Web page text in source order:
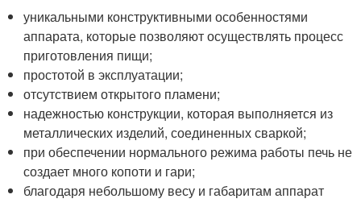
уникальными конструктивными особенностями
аппарата, которые позволяют осуществлять процесс
приготовления пищи;
простотой в эксплуатации;
отсутствием открытого пламени;
надежностью конструкции, которая выполняется из
металлических изделий, соединенных сваркой;
при обеспечении нормального режима работы печь не
создает много копоти и гари;
благодаря небольшому весу и габаритам аппарат